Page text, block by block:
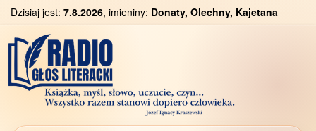
Dzisiaj jest: 7.8.2026, imieniny: Donaty, Olechny, Kajetana